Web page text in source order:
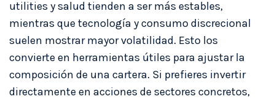
utilities y salud tienden a ser más estables,
mientras que tecnología y consumo discrecional
suelen mostrar mayor volatilidad. Esto los
convierte en herramientas útiles para ajustar la
composición de una cartera. Si prefieres invertir
directamente en acciones de sectores concretos,